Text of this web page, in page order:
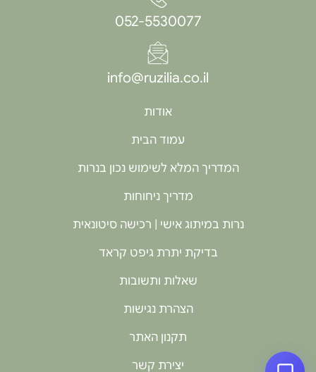
052-5530077
info@ruzilia.co.il
אודות
עמוד הבית
המדריך המלא לשימוש נכון בנרות
מדריך ניחוחות
נרות במיתוג אישי | רכישה סיטונאית
בדיקת יתרת גיפט קראד
שאלות ותשובות
הצהרת נגישות
תקנון האתר
יצירת קשר